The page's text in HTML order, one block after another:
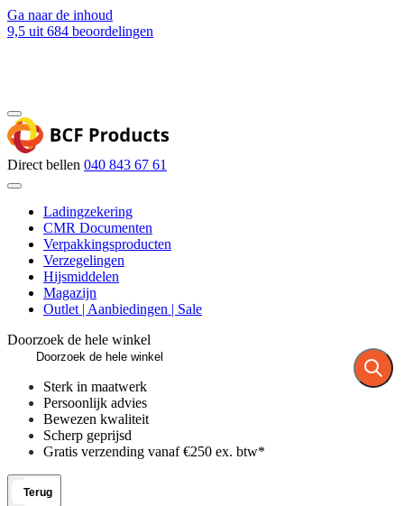
Ga naar de inhoud
9,5 uit 684 beoordelingen
Direct bellen 040 843 67 61
Ladingzekering
CMR Documenten
Verpakkingsproducten
Verzegelingen
Hijsmiddelen
Magazijn
Outlet | Aanbiedingen | Sale
Doorzoek de hele winkel
Sterk in maatwerk
Persoonlijk advies
Bewezen kwaliteit
Scherp geprijsd
Gratis verzending vanaf €250 ex. btw*
Terug